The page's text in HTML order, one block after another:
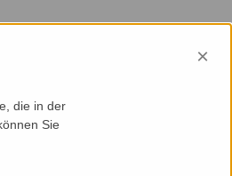
×
die in der
Sie